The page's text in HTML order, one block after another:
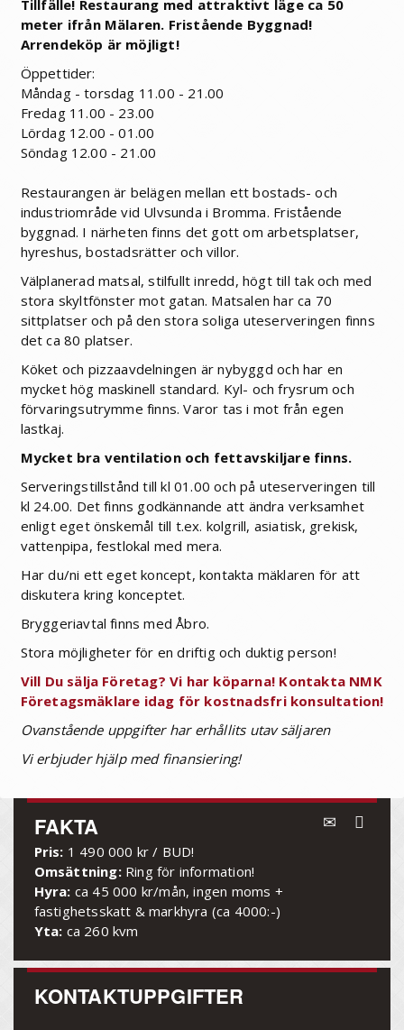
Tillfälle! Restaurang med attraktivt läge ca 50
meter ifrån Mälaren. Fristående Byggnad!
Arrendeköp är möjligt!
Öppettider:
Måndag - torsdag 11.00 - 21.00
Fredag 11.00 - 23.00
Lördag 12.00 - 01.00
Söndag 12.00 - 21.00
Restaurangen är belägen mellan ett bostads- och
industriområde vid Ulvsunda i Bromma. Fristående
byggnad. I närheten finns det gott om arbetsplatser,
hyreshus, bostadsrätter och villor.
Välplanerad matsal, stilfullt inredd, högt till tak och med
stora skyltfönster mot gatan. Matsalen har ca 70
sittplatser och på den stora soliga uteserveringen finns
det ca 80 platser.
Köket och pizzaavdelningen är nybyggd och har en
mycket hög maskinell standard. Kyl- och frysrum och
förvaringsutrymme finns. Varor tas i mot från egen
lastkaj.
Mycket bra ventilation och fettavskiljare finns.
Serveringstillstånd till kl 01.00 och på uteserveringen till
kl 24.00. Det finns godkännande att ändra verksamhet
enligt eget önskemål till t.ex. kolgrill, asiatisk, grekisk,
vattenpipa, festlokal med mera.
Har du/ni ett eget koncept, kontakta mäklaren för att
diskutera kring konceptet.
Bryggeriavtal finns med Åbro.
Stora möjligheter för en driftig och duktig person!
Vill Du sälja Företag? Vi har köparna! Kontakta NMK
Företagsmäklare idag för kostnadsfri konsultation!
Ovanstående uppgifter har erhållits utav säljaren
Vi erbjuder hjälp med finansiering!
FAKTA
Pris: 1 490 000 kr / BUD!
Omsättning: Ring för information!
Hyra: ca 45 000 kr/mån, ingen moms +
fastighetsskatt & markhyra (ca 4000:-)
Yta: ca 260 kvm
KONTAKTUPPGIFTER